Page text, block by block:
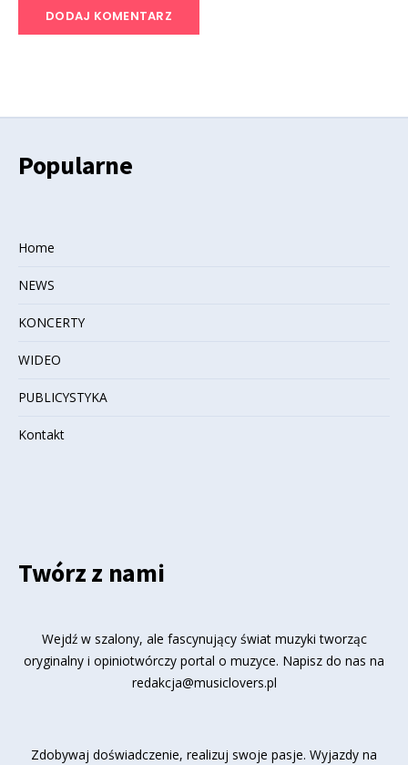
Popularne
Home
NEWS
KONCERTY
WIDEO
PUBLICYSTYKA
Kontakt
Twórz z nami
Wejdź w szalony, ale fascynujący świat muzyki tworząc
oryginalny i opiniotwórczy portal o muzyce. Napisz do nas na
redakcja@musiclovers.pl
Zdobywaj doświadczenie, realizuj swoje pasje. Wyjazdy na